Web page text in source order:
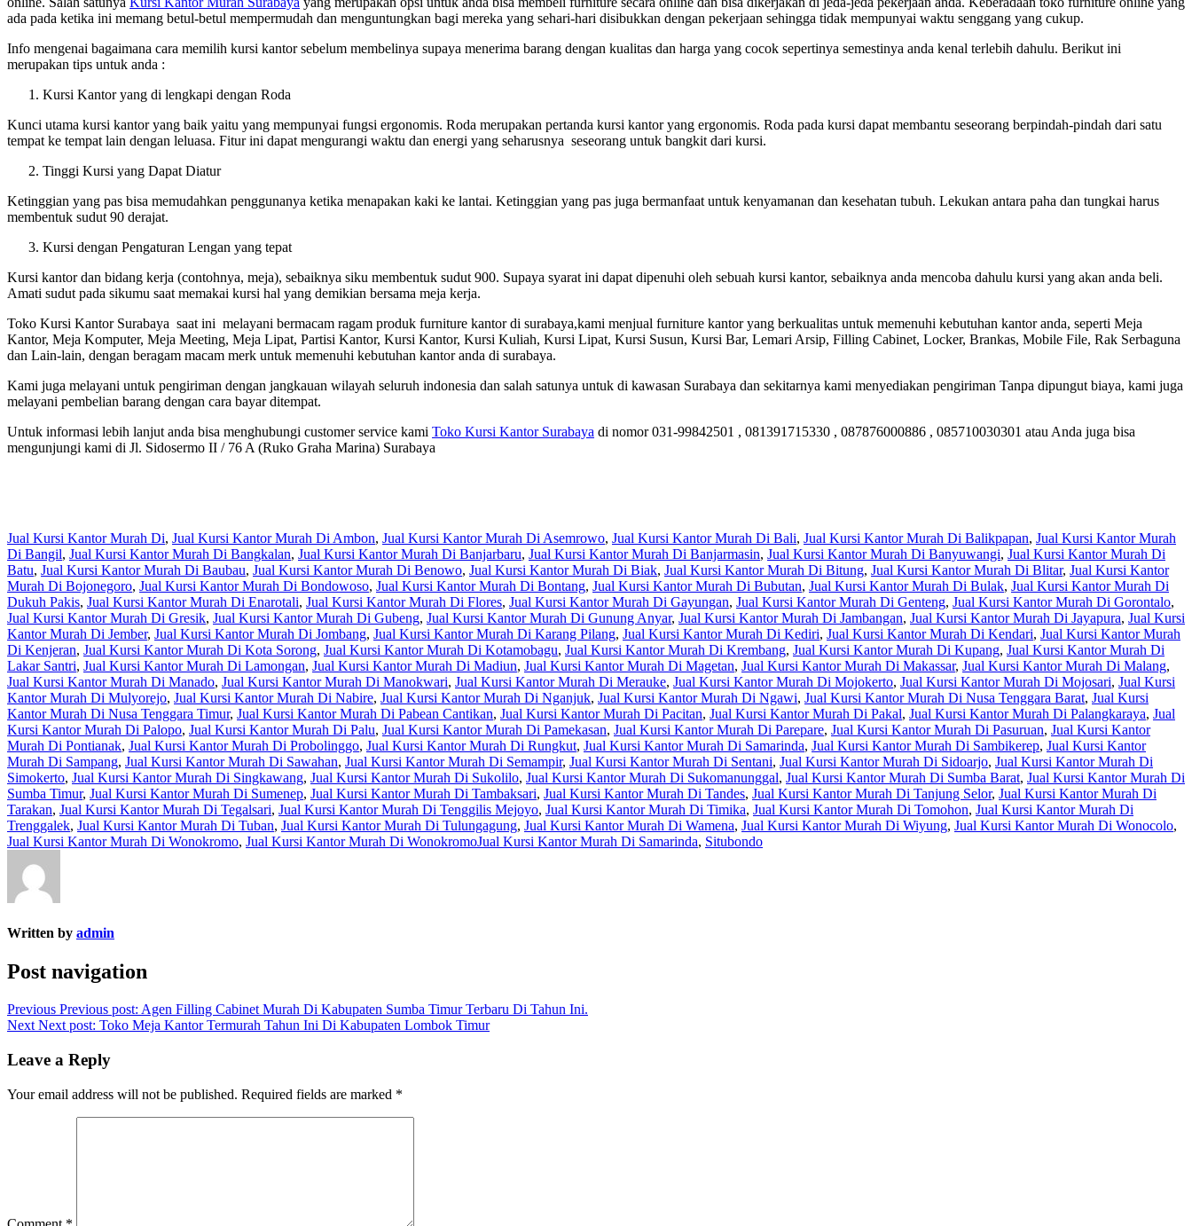
ada pada ketika ini memang betul-betul mempermudah dan menguntungkan bagi mereka yang sehari-hari disibukkan dengan pekerjaan sehingga tidak mempunyai waktu senggang yang cukup.
Info mengenai bagaimana cara memilih kursi kantor sebelum membelinya supaya menerima barang dengan kualitas dan harga yang cocok sepertinya semestinya anda kenal terlebih dahulu. Berikut ini
merupakan tips untuk anda :
Kursi Kantor yang di lengkapi dengan Roda
Kunci utama kursi kantor yang baik yaitu yang mempunyai fungsi ergonomis. Roda merupakan pertanda kursi kantor yang ergonomis. Roda pada kursi dapat membantu seseorang berpindah-pindah dari satu
tempat ke tempat lain dengan leluasa. Fitur ini dapat mengurangi waktu dan energi yang seharusnya seseorang untuk bangkit dari kursi.
Tinggi Kursi yang Dapat Diatur
Ketinggian yang pas bisa memudahkan penggunanya ketika menapakan kaki ke lantai. Ketinggian yang pas juga bermanfaat untuk kenyamanan dan kesehatan tubuh. Lekukan antara paha dan tungkai harus
membentuk sudut 90 derajat.
Kursi dengan Pengaturan Lengan yang tepat
Kursi kantor dan bidang kerja (contohnya, meja), sebaiknya siku membentuk sudut 900. Supaya syarat ini dapat dipenuhi oleh sebuah kursi kantor, sebaiknya anda mencoba dahulu kursi yang akan anda beli.
Amati sudut pada sikumu saat memakai kursi hal yang demikian bersama meja kerja.
Toko Kursi Kantor Surabaya saat ini melayani bermacam ragam produk furniture kantor di surabaya,kami menjual furniture kantor yang berkualitas untuk memenuhi kebutuhan kantor anda, seperti Meja
Kantor, Meja Komputer, Meja Meeting, Meja Lipat, Partisi Kantor, Kursi Kantor, Kursi Kuliah, Kursi Lipat, Kursi Susun, Kursi Bar, Lemari Arsip, Filling Cabinet, Locker, Brankas, Mobile File, Rak Serbaguna
dan Lain-lain, dengan beragam macam merk untuk memenuhi kebutuhan kantor anda di surabaya.
Kami juga melayani untuk pengiriman dengan jangkauan wilayah seluruh indonesia dan salah satunya untuk di kawasan Surabaya dan sekitarnya kami menyediakan pengiriman Tanpa dipungut biaya, kami juga
melayani pembelian barang dengan cara bayar ditempat.
Untuk informasi lebih lanjut anda bisa menghubungi customer service kami Toko Kursi Kantor Surabaya di nomor 031-99842501 , 081391715330 , 087876000886 , 085710030301 atau Anda juga bisa
mengunjungi kami di Jl. Sidosermo II / 76 A (Ruko Graha Marina) Surabaya
Jual Kursi Kantor Murah Di, Jual Kursi Kantor Murah Di Ambon, Jual Kursi Kantor Murah Di Asemrowo, Jual Kursi Kantor Murah Di Bali, Jual Kursi Kantor Murah Di Balikpapan, Jual Kursi Kantor Murah
Di Bangil, Jual Kursi Kantor Murah Di Bangkalan, Jual Kursi Kantor Murah Di Banjarbaru, Jual Kursi Kantor Murah Di Banjarmasin, Jual Kursi Kantor Murah Di Banyuwangi, Jual Kursi Kantor Murah Di
Batu, Jual Kursi Kantor Murah Di Baubau, Jual Kursi Kantor Murah Di Benowo, Jual Kursi Kantor Murah Di Biak, Jual Kursi Kantor Murah Di Bitung, Jual Kursi Kantor Murah Di Blitar, Jual Kursi Kantor
Murah Di Bojonegoro, Jual Kursi Kantor Murah Di Bondowoso, Jual Kursi Kantor Murah Di Bontang, Jual Kursi Kantor Murah Di Bubutan, Jual Kursi Kantor Murah Di Bulak, Jual Kursi Kantor Murah Di
Dukuh Pakis, Jual Kursi Kantor Murah Di Enarotali, Jual Kursi Kantor Murah Di Flores, Jual Kursi Kantor Murah Di Gayungan, Jual Kursi Kantor Murah Di Genteng, Jual Kursi Kantor Murah Di Gorontalo,
Jual Kursi Kantor Murah Di Gresik, Jual Kursi Kantor Murah Di Gubeng, Jual Kursi Kantor Murah Di Gunung Anyar, Jual Kursi Kantor Murah Di Jambangan, Jual Kursi Kantor Murah Di Jayapura, Jual Kursi
Kantor Murah Di Jember, Jual Kursi Kantor Murah Di Jombang, Jual Kursi Kantor Murah Di Karang Pilang, Jual Kursi Kantor Murah Di Kediri, Jual Kursi Kantor Murah Di Kendari, Jual Kursi Kantor Murah
Di Kenjeran, Jual Kursi Kantor Murah Di Kota Sorong, Jual Kursi Kantor Murah Di Kotamobagu, Jual Kursi Kantor Murah Di Krembang, Jual Kursi Kantor Murah Di Kupang, Jual Kursi Kantor Murah Di
Lakar Santri, Jual Kursi Kantor Murah Di Lamongan, Jual Kursi Kantor Murah Di Madiun, Jual Kursi Kantor Murah Di Magetan, Jual Kursi Kantor Murah Di Makassar, Jual Kursi Kantor Murah Di Malang,
Jual Kursi Kantor Murah Di Manado, Jual Kursi Kantor Murah Di Manokwari, Jual Kursi Kantor Murah Di Merauke, Jual Kursi Kantor Murah Di Mojokerto, Jual Kursi Kantor Murah Di Mojosari, Jual Kursi
Kantor Murah Di Mulyorejo, Jual Kursi Kantor Murah Di Nabire, Jual Kursi Kantor Murah Di Nganjuk, Jual Kursi Kantor Murah Di Ngawi, Jual Kursi Kantor Murah Di Nusa Tenggara Barat, Jual Kursi
Kantor Murah Di Nusa Tenggara Timur, Jual Kursi Kantor Murah Di Pabean Cantikan, Jual Kursi Kantor Murah Di Pacitan, Jual Kursi Kantor Murah Di Pakal, Jual Kursi Kantor Murah Di Palangkaraya, Jual
Kursi Kantor Murah Di Palopo, Jual Kursi Kantor Murah Di Palu, Jual Kursi Kantor Murah Di Pamekasan, Jual Kursi Kantor Murah Di Parepare, Jual Kursi Kantor Murah Di Pasuruan, Jual Kursi Kantor
Murah Di Pontianak, Jual Kursi Kantor Murah Di Probolinggo, Jual Kursi Kantor Murah Di Rungkut, Jual Kursi Kantor Murah Di Samarinda, Jual Kursi Kantor Murah Di Sambikerep, Jual Kursi Kantor
Murah Di Sampang, Jual Kursi Kantor Murah Di Sawahan, Jual Kursi Kantor Murah Di Semampir, Jual Kursi Kantor Murah Di Sentani, Jual Kursi Kantor Murah Di Sidoarjo, Jual Kursi Kantor Murah Di
Simokerto, Jual Kursi Kantor Murah Di Singkawang, Jual Kursi Kantor Murah Di Sukolilo, Jual Kursi Kantor Murah Di Sukomanunggal, Jual Kursi Kantor Murah Di Sumba Barat, Jual Kursi Kantor Murah Di
Sumba Timur, Jual Kursi Kantor Murah Di Sumenep, Jual Kursi Kantor Murah Di Tambaksari, Jual Kursi Kantor Murah Di Tandes, Jual Kursi Kantor Murah Di Tanjung Selor, Jual Kursi Kantor Murah Di
Tarakan, Jual Kursi Kantor Murah Di Tegalsari, Jual Kursi Kantor Murah Di Tenggilis Mejoyo, Jual Kursi Kantor Murah Di Timika, Jual Kursi Kantor Murah Di Tomohon, Jual Kursi Kantor Murah Di
Trenggalek, Jual Kursi Kantor Murah Di Tuban, Jual Kursi Kantor Murah Di Tulungagung, Jual Kursi Kantor Murah Di Wamena, Jual Kursi Kantor Murah Di Wiyung, Jual Kursi Kantor Murah Di Wonocolo,
Jual Kursi Kantor Murah Di Wonokromo, Jual Kursi Kantor Murah Di WonokromoJual Kursi Kantor Murah Di Samarinda, Situbondo
Written by admin
Post navigation
Previous Previous post: Agen Filling Cabinet Murah Di Kabupaten Sumba Timur Terbaru Di Tahun Ini.
Next Next post: Toko Meja Kantor Termurah Tahun Ini Di Kabupaten Lombok Timur
Leave a Reply
Your email address will not be published. Required fields are marked *